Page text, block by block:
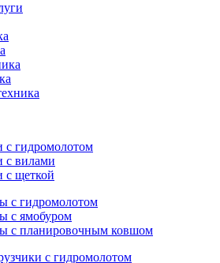
гидромолотом
с вилами
с щеткой
с гидромолотом
с ямобуром
с планировочным ковшом
с гидромолотом